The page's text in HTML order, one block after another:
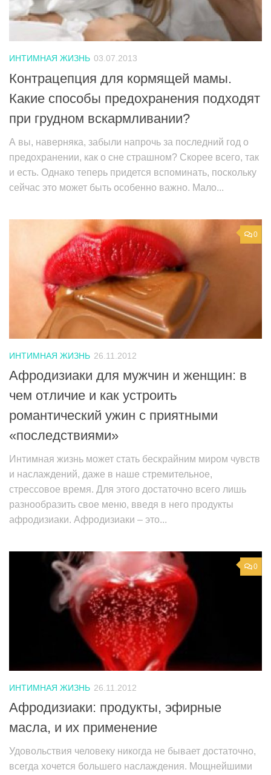
ИНТИМНАЯ ЖИЗНЬ 03.07.2013
Контрацепция для кормящей мамы.
Какие способы предохранения подходят
при грудном вскармливании?
А вы, наверняка, забыли напрочь за последний год о
предохранении, как о сне страшном? Скорее всего, так
и есть. Однако теперь придется вспоминать, поскольку
сейчас это может быть особенно важно. Мало...
0
ИНТИМНАЯ ЖИЗНЬ 26.11.2012
Афродизиаки для мужчин и женщин: в
чем отличие и как устроить
романтический ужин с приятными
«последствиями»
Интимная жизнь может стать бескрайним миром чувств
и наслаждений, даже в наше стремительное,
стрессовое время. Для этого достаточно всего лишь
разнообразить свое меню, введя в него продукты
афродизиаки. Афродизиаки – это...
0
ИНТИМНАЯ ЖИЗНЬ 26.11.2012
Афродизиаки: продукты, эфирные
масла, и их применение
Удовольствия человеку никогда не бывает достаточно,
всегда хочется большего наслаждения. Мощнейшими